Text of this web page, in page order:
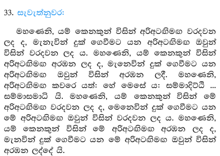
33. සැවැත්නුවර:
මහණෙනි, යම් කෙනකුන් විසින් අරිඅටඟිමඟ වරදවන
ලද ද, මැනැවින් දුක් ගෙවීමට යන අරිඅටඟිමඟ ඔවුන්
විසින් වරදවන ලද ය. මහණෙනි, යම් කෙනකුන් විසින්
අරිඅටඟිමඟ අරඹන ලද ද, මැනෙවින් දුක් ගෙවීමට යන
අරිඅටඟිමඟ ඔවුන් විසින් අරඹන ලදී. මහණෙනි,
අරිඅටඟිමඟ කවරෙ යත්: හේ මෙසේ ය: සම්මාදිට්ඨි ...
සම්මාසමාධි යි. මහණෙනි, යම් කෙනකුන් විසින් මේ
අරිඅටඟිමඟ වරදවන ලද ද, මෙනෙවින් දුක් ගෙවීමට යන
මේ අරිඅටඟිමඟ ඔවුන් විසින් වරදවන ලද ය. මහණෙනි,
යම් කෙනකුන් විසින් මේ අරිඅටඟිමඟ අරඹන ලද ද,
මැනවින් දුක් ගෙවීමට යන මේ අරිඅටඟිමඟ ඔවුන් විසින්
අරඹන ලද්දේ යි.